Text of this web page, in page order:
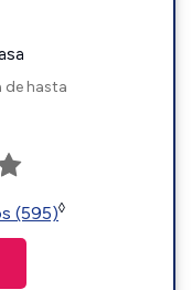
de hasta
(595)◊